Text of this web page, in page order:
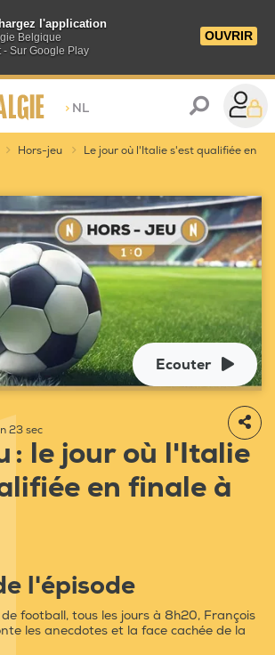
l'application
Belgique
- Sur Google Play
OUVRIR
> NL
Hors-jeu
Le jour où l'Italie s'est qualifiée en
Ecouter
23 sec
: le jour où l'Italie
en finale à
l'épisode
football, tous les jours à 8h20, François
les anecdotes et la face cachée de la